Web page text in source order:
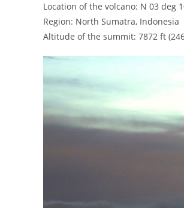
Location of the volcano: N 03 deg
Region: North Sumatra, Indonesia
Altitude of the summit: 7872 ft